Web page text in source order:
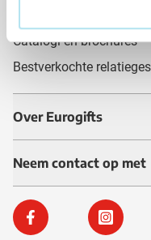
Shoppingtassen
Catalogi en brochures
Bestverkochte
Over Eurogifts
Neem contact op met
Facebook